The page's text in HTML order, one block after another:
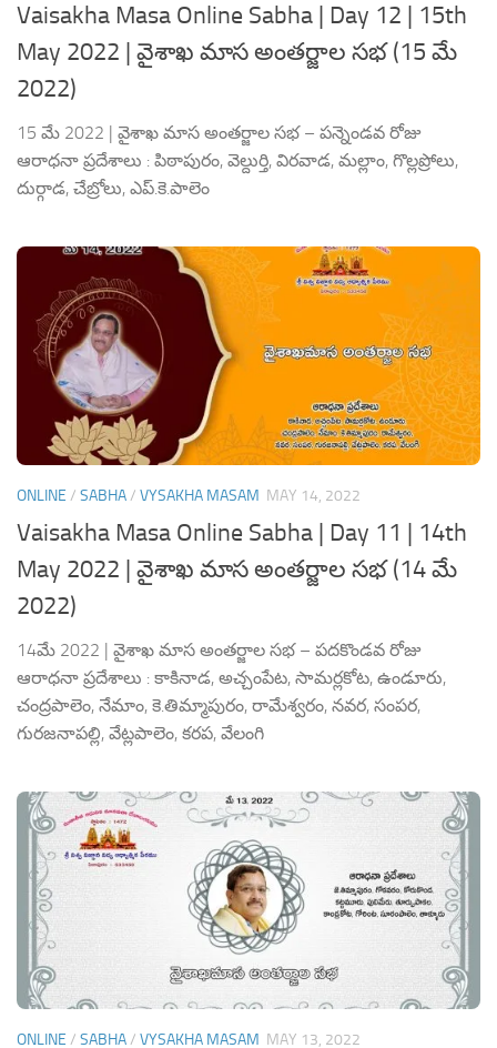
Vaisakha Masa Online Sabha | Day 12 | 15th
May 2022 | వైశాఖ మాస అంతర్జాల సభ (15 మే
2022)
15 మే 2022 | వైశాఖ మాస అంతర్జాల సభ – పన్నెండవ రోజు
ఆరాధనా ప్రదేశాలు : పిఠాపురం, వెల్దుర్తి, విరవాడ, మల్లాం, గొల్లప్రోలు,
దుర్గాడ, చేబ్రోలు, ఎప్.కె.పాలెం
ONLINE / SABHA/ VYSAKHA MASAM MAY 14, 2022
Vaisakha Masa Online Sabha | Day 11 | 14th
May 2022 | వైశాఖ మాస అంతర్జాల సభ (14 మే
2022)
14మే 2022 | వైశాఖ మాస అంతర్జాల సభ – పదకొండవ రోజు
ఆరాధనా ప్రదేశాలు : కాకినాడ, అచ్చంపేట, సామర్లకోట, ఉండూరు,
చంద్రపాలెం, నేమాం, కె.తిమ్మాపురం, రామేశ్వరం, నవర, సంపర,
గురజనాపల్లి, వేట్లపాలెం, కరప, వేలంగి
ONLINE / SABHA/ VYSAKHA MASAM MAY 13, 2022